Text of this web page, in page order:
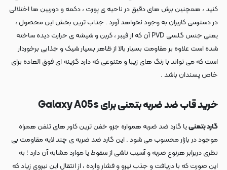
کنید ، همچنین برش های دقیق در ناحیه ی پورت ، دکمه و دوربین ها اختلالی
در دسترسی کاربران به وجود نخواهد آورد . جذاب ترین بخش این محصول ،
یعنی جنس گلسی PVD آن که از فیبر ، کربن و شیشه ی حرارت دیده ساخته
شده است علاوه بر مقاومت بسیار بالا از ظاهر بسیار شیک و جذابی برخوردار
است که می تواند با رنگ های زیبا و متنوعی که دارد گزینه ای فوق العاده برای
خاص پسندان باشد .
خرید قاب ضد ضربه بتمنی برای Galaxy A05s
گارد بتمنییا گارد ضد ضربه همواره جزو خفن ترین کاور های تلفن همراه
موجود در بازار محسوب می شود . این گارد ضد ضربه ی چند لایه مقاومت بی
نظری دربرابر هرنوع ضربه و آسیب ناشی از سقوط یا موارد مشابه آن دارد ؛ به
این صورت که با دریافت و جذب نیرو و فشار وارده ، از انتقال این نیروی زیاد که